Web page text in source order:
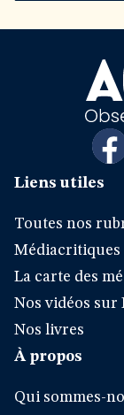
Liens utiles
Toutes nos
Médiacritiques
La carte des
Nos vidéos sur
Nos livres
À propos
Qui sommes-